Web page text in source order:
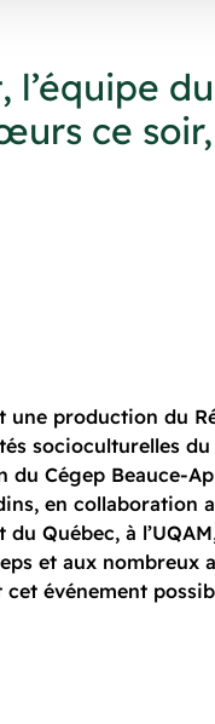
ce
une production du
socioculturelles du
du Cégep Beauce-
en collaboration
Québec, à
et aux nombreux
événement